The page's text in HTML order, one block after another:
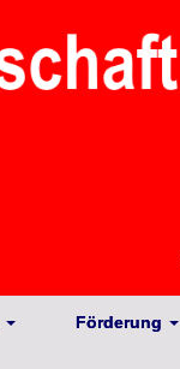
Förderung